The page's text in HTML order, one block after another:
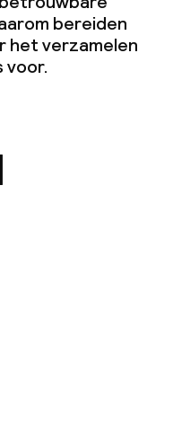
bereiden
het verzamelen
voor.